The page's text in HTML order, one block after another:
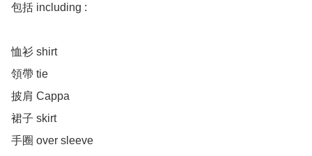
包括 including :
恤衫 shirt
領帶 tie
披肩 Cappa
裙子 skirt
手圈 over sleeve